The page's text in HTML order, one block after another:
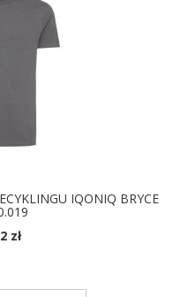
IQONIQ BRYCE
zł